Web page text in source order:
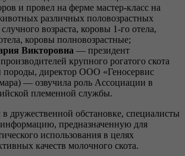
и провел на ферме мастер-класс на
различных половозрастных
возраста, коровы 1-го отела,
коровы полновозрастные;
Викторовна — президент
крупного рогатого скота
породы, директор ООО «Геносервис
— озвучила роль Ассоциации в
племенной службы.
дружественной обстановке, специалисты
предназначенную для
использования в целях
качеств молочного скота.